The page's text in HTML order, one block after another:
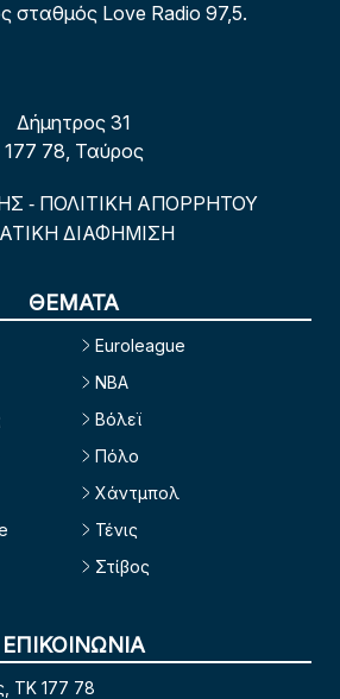
σταθμός Love Radio 97,5.
Δήμητρος 31
177 78, Ταύρος
- ΠΟΛΙΤΙΚΗ ΑΠΟΡΡΗΤΟΥ
ΔΙΑΦΗΜΙΣΗ
ΘΕΜΑΤΑ
Euroleague
NBA
Βόλεϊ
Πόλο
Χάντμπολ
Τένις
Στίβος
ΕΠΙΚΟΙΝΩΝΙΑ
TK 177 78